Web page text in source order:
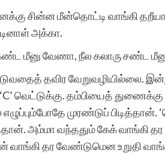
சின்ன மீன்தொட்டி வாங்கி
அக்கா.
மீனு வேணா, நீல கலாரு சண்ட
தவிர வேறுவழியில்லை.
வெட்டுக்கு. தம்பியைத்
முரண்டுப் பிடித்தான்.
அம்மா வந்ததும் கேக் வாங்கி
வாங்கி தர வேண்டுமென உறுதி